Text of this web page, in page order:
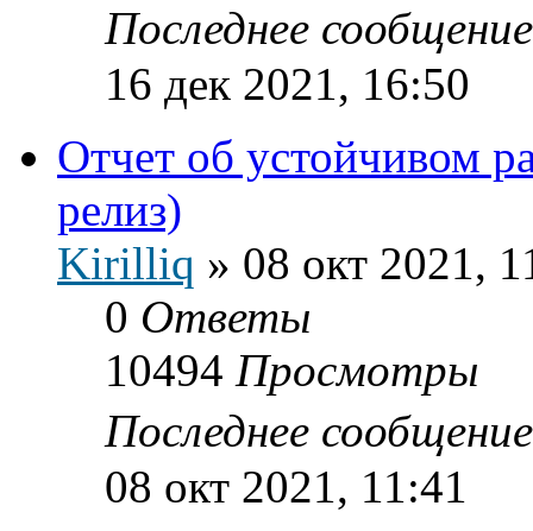
Последнее
16 дек 2021, 16:50
Отчет об устойчивом
релиз)
Kirilliq » 08 окт 2021,
0 Ответы
10494 Просмотры
Последнее
08 окт 2021, 11:41